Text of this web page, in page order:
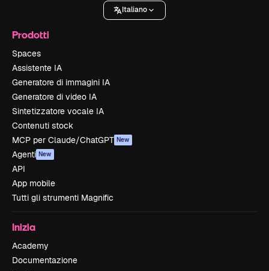
Italiano
Prodotti
Spaces
Assistente IA
Generatore di immagini IA
Generatore di video IA
Sintetizzatore vocale IA
Contenuti stock
MCP per Claude/ChatGPT New
Agenti New
API
App mobile
Tutti gli strumenti Magnific
Inizia
Academy
Documentazione